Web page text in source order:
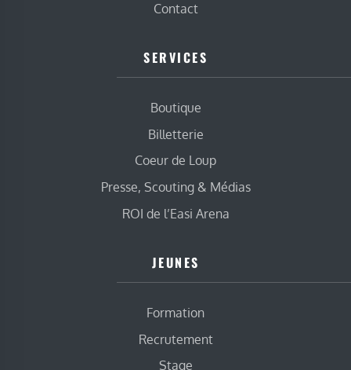
Contact
SERVICES
Boutique
Billetterie
Coeur de Loup
Presse, Scouting & Médias
ROI de l’Easi Arena
JEUNES
Formation
Recrutement
Stage